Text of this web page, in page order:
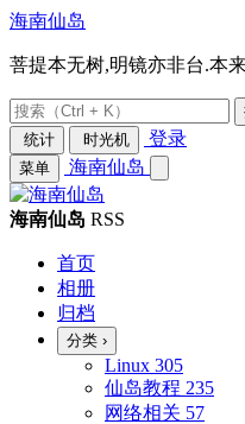
海南仙岛
菩提本无树,明镜亦非台.本
统计
时光机 登录
菜单 海南仙岛
海南仙岛 RSS
首页
相册
归档
分类 ›
Linux 305
仙岛教程 235
网络相关 57